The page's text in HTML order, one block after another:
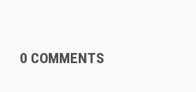
0 COMMENTS